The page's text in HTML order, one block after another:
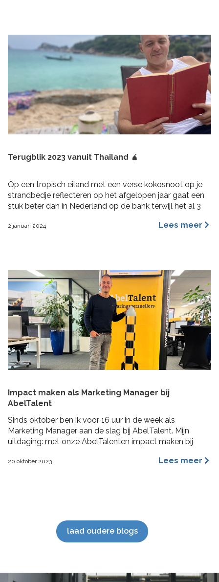
Terugblik 2023 vanuit Thailand 🧉
Op een tropisch eiland met een verse kokosnoot op je
strandbedje reflecteren op het afgelopen jaar gaat een
stuk beter dan in Nederland op de bank terwijl het al 3
fijn jaar aan rijke ervaringen, nieuwe inzichten, verbinding
2 januari 2024 Lees meer
Impact maken als Marketing Manager bij
AbelTalent
Sinds oktober ben ik voor 16 uur in de week als
Marketing Manager aan de slag bij AbelTalent. Mijn
uitdaging: met onze AbelTalenten impact maken bij
voornamelijk bezig houden met branding, content
20 oktober 2023 Lees meer
laad oudere blogs